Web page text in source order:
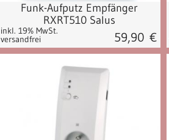
Funk-Aufputz Empfänger
RXRT510 Salus
inkl. 19% MwSt.
versandfrei 59,90 €